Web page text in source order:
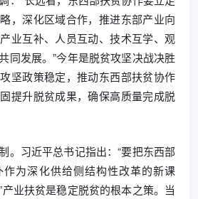
，深化区域合作，推进东部产业向
业互补、人员互动、技术互学、观
同发展。”今年是脱贫攻坚决战决胜
坚政策稳定，推动东西部扶贫协作
提升脱贫成果，确保高质量完成脱
习近平总书记指出：“要把东西部
为深化供给侧结构性改革的新课
业扶贫是稳定脱贫的根本之策。当